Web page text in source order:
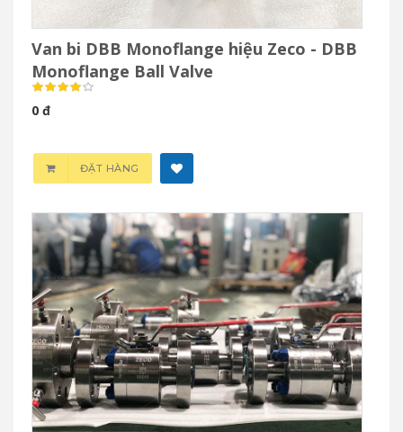
Van bi DBB Monoflange hiệu Zeco - DBB
Monoflange Ball Valve
0 đ
ĐẶT HÀNG